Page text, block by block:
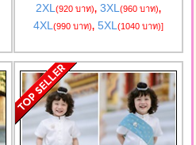
2XL (920 บาท), 3XL (960 บาท),
4XL (990 บาท), 5XL (1040 บาท)]